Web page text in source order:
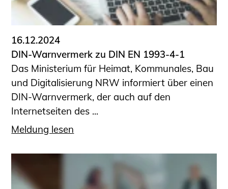
Informationen für Fortbildungsträger
Anträge, Anzeigen, Formulare
Fortbildung/Seminare
Informationen für Ingenieurinnen
und Ingenieure
Recht
Planungswettbewerbe
Publikationen
Stellenbörse
Öffentlich bestellte und vereidigte
Sachverständige
16.12.2024
DIN-Warnvermerk zu DIN EN 1993-4-1
Das Ministerium für Heimat, Kommunales, Bau
und Digitalisierung NRW informiert über einen
DIN-Warnvermerk, der auch auf den
Internetseiten des ...
Meldung lesen